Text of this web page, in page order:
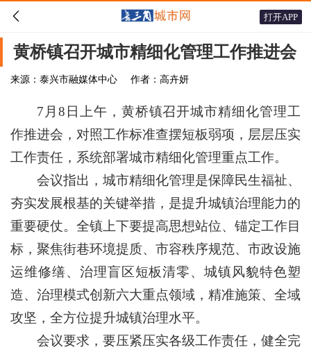
 打开APP
黄桥镇召开城市精细化管理工作推进会
来源：泰兴市融媒体中心 作者：高卉妍
7月8日上午，黄桥镇召开城市精细化管理工
作推进会，对照工作标准查摆短板弱项，层层压实
工作责任，系统部署城市精细化管理重点工作。
会议指出，城市精细化管理是保障民生福祉、
夯实发展根基的关键举措，是提升城镇治理能力的
重要硬仗。全镇上下要提高思想站位、锚定工作目
标，聚焦街巷环境提质、市容秩序规范、市政设施
运维修缮、治理盲区短板清零、城镇风貌特色塑
造、治理模式创新六大重点领域，精准施策、全域
攻坚，全方位提升城镇治理水平。
会议要求，要压紧压实各级工作责任，健全完